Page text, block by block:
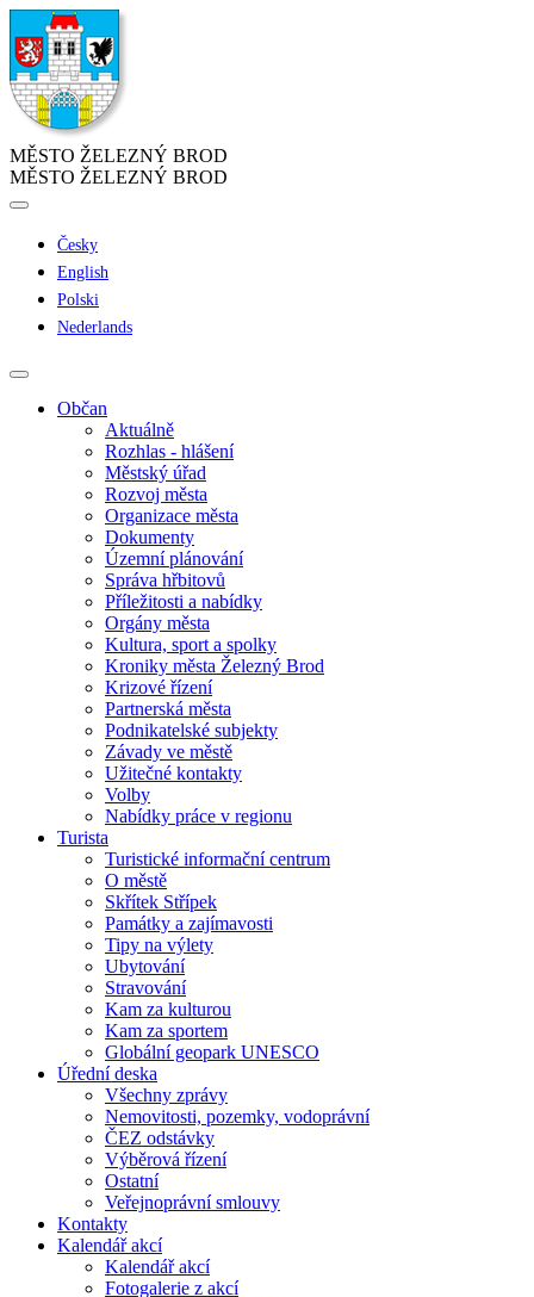
MĚSTO ŽELEZNÝ BROD
MĚSTO ŽELEZNÝ BROD
Česky
English
Polski
Nederlands
Občan
Aktuálně
Rozhlas - hlášení
Městský úřad
Rozvoj města
Organizace města
Dokumenty
Územní plánování
Správa hřbitovů
Příležitosti a nabídky
Orgány města
Kultura, sport a spolky
Kroniky města Železný Brod
Krizové řízení
Partnerská města
Podnikatelské subjekty
Závady ve městě
Užitečné kontakty
Volby
Nabídky práce v regionu
Turista
Turistické informační centrum
O městě
Skřítek Střípek
Památky a zajímavosti
Tipy na výlety
Ubytování
Stravování
Kam za kulturou
Kam za sportem
Globální geopark UNESCO
Úřední deska
Všechny zprávy
Nemovitosti, pozemky, vodoprávní
ČEZ odstávky
Výběrová řízení
Ostatní
Veřejnoprávní smlouvy
Kontakty
Kalendář akcí
Kalendář akcí
Fotogalerie z akcí